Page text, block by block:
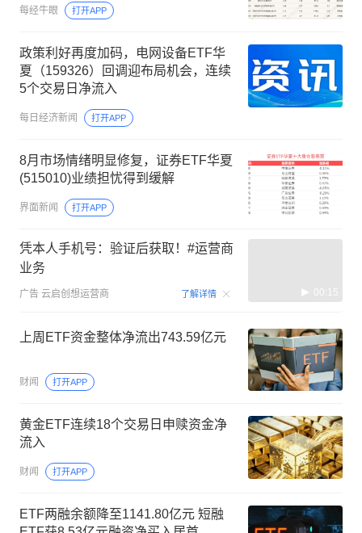
每经牛眼 打开APP
政策利好再度加码，电网设备ETF华
夏（159326）回调迎布局机会，连续
5个交易日净流入
每日经济新闻 打开APP
8月市场情绪明显修复，证券ETF华夏
(515010)业绩担忧得到缓解
界面新闻 打开APP
凭本人手机号：验证后获取！#运营商
业务
广告 云启创想运营商 了解详情 00:15
上周ETF资金整体净流出743.59亿元
财闻 打开APP
黄金ETF连续18个交易日申赎资金净
流入
财闻 打开APP
ETF两融余额降至1141.80亿元 短融